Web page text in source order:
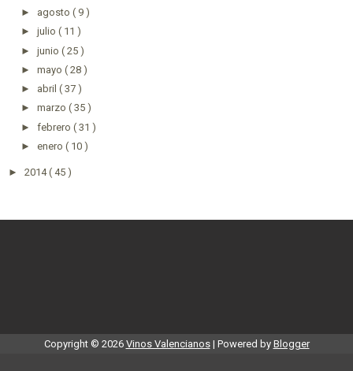
► agosto ( 9 )
► julio ( 11 )
► junio ( 25 )
► mayo ( 28 )
► abril ( 37 )
► marzo ( 35 )
► febrero ( 31 )
► enero ( 10 )
► 2014( 45 )
Copyright © 2026 Vinos Valencianos| Powered by Blogger